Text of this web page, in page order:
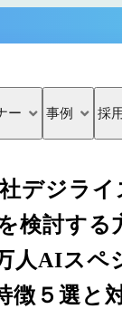
ー 事例 採
社デジラ
検討する
人AIスペ
徴５選と